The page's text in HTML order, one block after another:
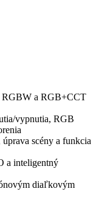
RGBW a RGB+CCT
vypnutia, RGB
scény a funkcia
a inteligentný
diaľkovým